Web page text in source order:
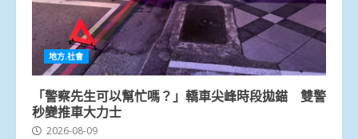
地方.社會
「警察先生可以幫忙嗎？」轎車尖峰時段拋錨 雙警
秒變推車大力士
2026-08-09